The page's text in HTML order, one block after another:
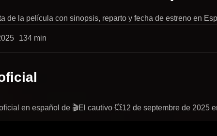
de la película con sinopsis, reparto y fecha de estreno en
134 min
en español de 🎬El cautivo 💥12 de septembre de 2025